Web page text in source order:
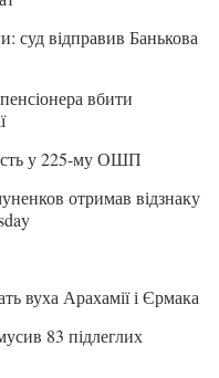
суд відправив Банькова
вбити
у 225-му ОШП
отримав відзнаку
вуха Арахамії і Єрмака
83 підлеглих